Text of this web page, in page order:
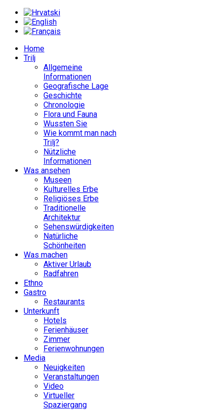
Home
Trilj
Allgemeine
Informationen
Geografische Lage
Geschichte
Chronologie
Flora und Fauna
Wussten Sie
Wie kommt man nach
Trilj?
Nützliche
Informationen
Was ansehen
Museen
Kulturelles Erbe
Religiöses Erbe
Traditionelle
Architektur
Sehenswürdigkeiten
Natürliche
Schönheiten
Was machen
Aktiver Urlaub
Radfahren
Ethno
Gastro
Restaurants
Unterkunft
Hotels
Ferienhäuser
Zimmer
Ferienwohnungen
Media
Neuigkeiten
Veranstaltungen
Video
Virtueller
Spaziergang